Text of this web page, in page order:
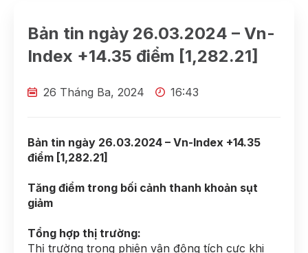
Bản tin ngày 26.03.2024 – Vn-
Index +14.35 điểm [1,282.21]
26 Tháng Ba, 2024 16:43
Bản tin ngày 26.03.2024 – Vn-Index +14.35
điểm [1,282.21]
Tăng điểm trong bối cảnh thanh khoản sụt
giảm
Tổng hợp thị trường:
Thị trường trong phiên vận động tích cực khi